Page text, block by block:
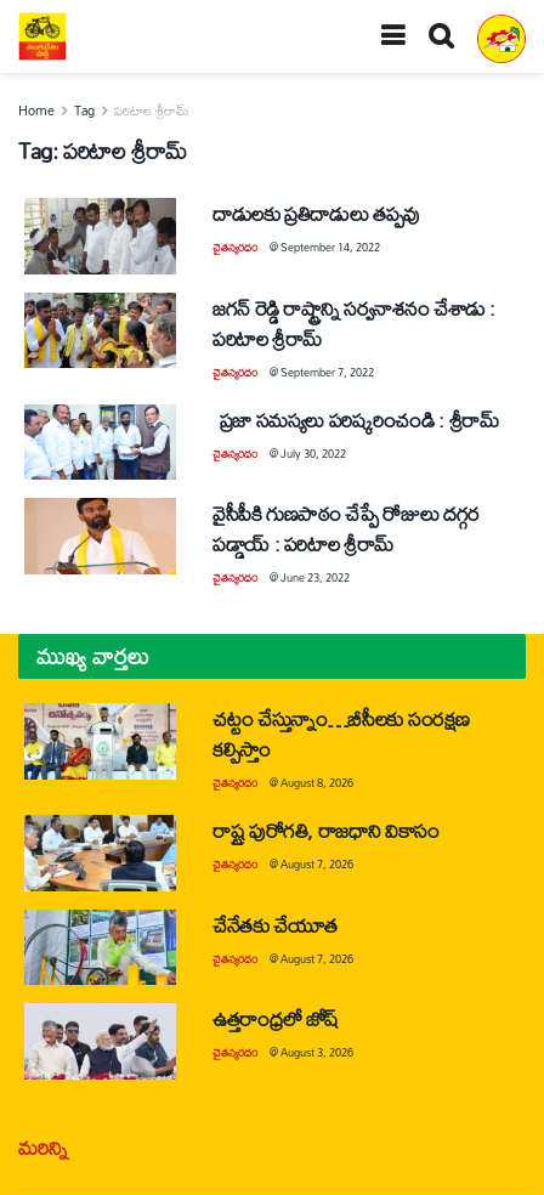
Home Tag పరిటాల శ్రీరామ్
Tag:పరిటాల శ్రీరామ్
దాడులకు ప్రతిదాడులు తప్పవు
చైతన్యరధం @September 14, 2022
జగన్ రెడ్డి రాష్ట్రాన్ని సర్వనాశనం చేశాడు :
పరిటాల శ్రీరామ్
చైతన్యరధం @September 7, 2022
ప్రజా సమస్యలు పరిష్కరించండి : శ్రీరామ్
చైతన్యరధం @July 30, 2022
వైసీపీకి గుణపాఠం చేప్పే రోజులు దగ్గర
పడ్డాయ్ : పరిటాల శ్రీరామ్
చైతన్యరధం @June 23, 2022
ముఖ్య వార్తలు
చట్టం చేస్తున్నాం…బీసీలకు సంరక్షణ
కల్పిస్తాం
చైతన్యరధం @August 8, 2026
రాష్ట్ర పురోగతి, రాజధాని వికాసం
చైతన్యరధం @August 7, 2026
చేనేతకు చేయూత
చైతన్యరధం @August 7, 2026
ఉత్తరాంధ్రలో జోష్
చైతన్యరధం @August 3, 2026
మరిన్ని